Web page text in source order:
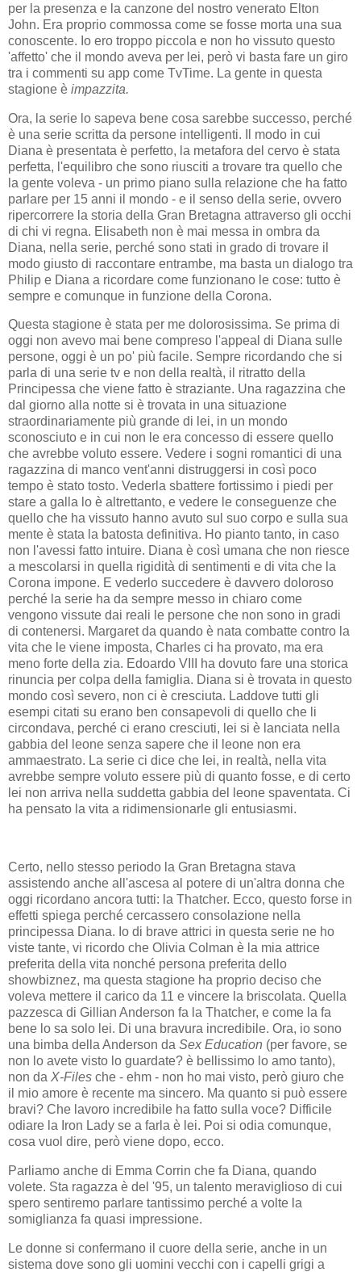
per la presenza e la canzone del nostro venerato Elton
John. Era proprio commossa come se fosse morta una sua
conoscente. Io ero troppo piccola e non ho vissuto questo
'affetto' che il mondo aveva per lei, però vi basta fare un giro
tra i commenti su app come TvTime. La gente in questa
stagione è impazzita.
Ora, la serie lo sapeva bene cosa sarebbe successo, perché
è una serie scritta da persone intelligenti. Il modo in cui
Diana è presentata è perfetto, la metafora del cervo è stata
perfetta, l'equilibro che sono riusciti a trovare tra quello che
la gente voleva - un primo piano sulla relazione che ha fatto
parlare per 15 anni il mondo - e il senso della serie, ovvero
ripercorrere la storia della Gran Bretagna attraverso gli occhi
di chi vi regna. Elisabeth non è mai messa in ombra da
Diana, nella serie, perché sono stati in grado di trovare il
modo giusto di raccontare entrambe, ma basta un dialogo tra
Philip e Diana a ricordare come funzionano le cose: tutto è
sempre e comunque in funzione della Corona.
Questa stagione è stata per me dolorosissima. Se prima di
oggi non avevo mai bene compreso l'appeal di Diana sulle
persone, oggi è un po' più facile. Sempre ricordando che si
parla di una serie tv e non della realtà, il ritratto della
Principessa che viene fatto è straziante. Una ragazzina che
dal giorno alla notte si è trovata in una situazione
straordinariamente più grande di lei, in un mondo
sconosciuto e in cui non le era concesso di essere quello
che avrebbe voluto essere. Vedere i sogni romantici di una
ragazzina di manco vent'anni distruggersi in così poco
tempo è stato tosto. Vederla sbattere fortissimo i piedi per
stare a galla lo è altrettanto, e vedere le conseguenze che
quello che ha vissuto hanno avuto sul suo corpo e sulla sua
mente è stata la batosta definitiva. Ho pianto tanto, in caso
non l'avessi fatto intuire. Diana è così umana che non riesce
a mescolarsi in quella rigidità di sentimenti e di vita che la
Corona impone. E vederlo succedere è davvero doloroso
perché la serie ha da sempre messo in chiaro come
vengono vissute dai reali le persone che non sono in gradi
di contenersi. Margaret da quando è nata combatte contro la
vita che le viene imposta, Charles ci ha provato, ma era
meno forte della zia. Edoardo VIII ha dovuto fare una storica
rinuncia per colpa della famiglia. Diana si è trovata in questo
mondo così severo, non ci è cresciuta. Laddove tutti gli
esempi citati su erano ben consapevoli di quello che li
circondava, perché ci erano cresciuti, lei si è lanciata nella
gabbia del leone senza sapere che il leone non era
ammaestrato. La serie ci dice che lei, in realtà, nella vita
avrebbe sempre voluto essere più di quanto fosse, e di certo
lei non arriva nella suddetta gabbia del leone spaventata. Ci
ha pensato la vita a ridimensionarle gli entusiasmi.
Certo, nello stesso periodo la Gran Bretagna stava
assistendo anche all'ascesa al potere di un'altra donna che
oggi ricordano ancora tutti: la Thatcher. Ecco, questo forse in
effetti spiega perché cercassero consolazione nella
principessa Diana. Io di brave attrici in questa serie ne ho
viste tante, vi ricordo che Olivia Colman è la mia attrice
preferita della vita nonché persona preferita dello
showbiznez, ma questa stagione ha proprio deciso che
voleva mettere il carico da 11 e vincere la briscolata. Quella
pazzesca di Gillian Anderson fa la Thatcher, e come la fa
bene lo sa solo lei. Di una bravura incredibile. Ora, io sono
una bimba della Anderson da Sex Education (per favore, se
non lo avete visto lo guardate? è bellissimo lo amo tanto),
non da X-Files che - ehm - non ho mai visto, però giuro che
il mio amore è recente ma sincero. Ma quanto si può essere
bravi? Che lavoro incredibile ha fatto sulla voce? Difficile
odiare la Iron Lady se a farla è lei. Poi si odia comunque,
cosa vuol dire, però viene dopo, ecco.
Parliamo anche di Emma Corrin che fa Diana, quando
volete. Sta ragazza è del '95, un talento meraviglioso di cui
spero sentiremo parlare tantissimo perché a volte la
somiglianza fa quasi impressione.
Le donne si confermano il cuore della serie, anche in un
sistema dove sono gli uomini vecchi con i capelli grigi a